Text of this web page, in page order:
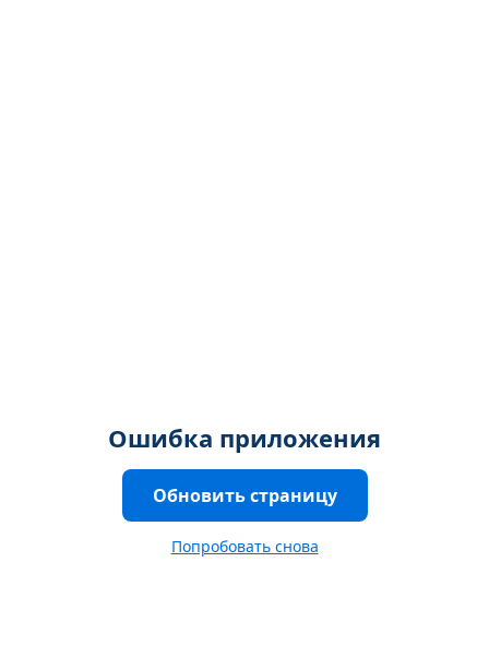
Ошибка приложения
Обновить страницу
Попробовать снова